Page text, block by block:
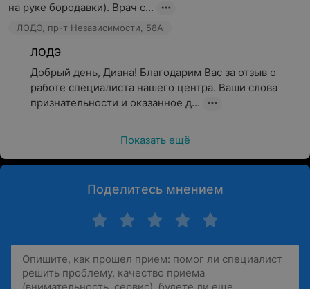
на руке бородавки). Врач с...
ЛОДЭ, пр-т Независимости, 58А
ЛОДЭ
Добрый день, Диана! Благодарим Вас за отзыв о
работе специалиста нашего центра. Ваши слова
признательности и оказанное д...
Показать ещё
Поделитесь мнением